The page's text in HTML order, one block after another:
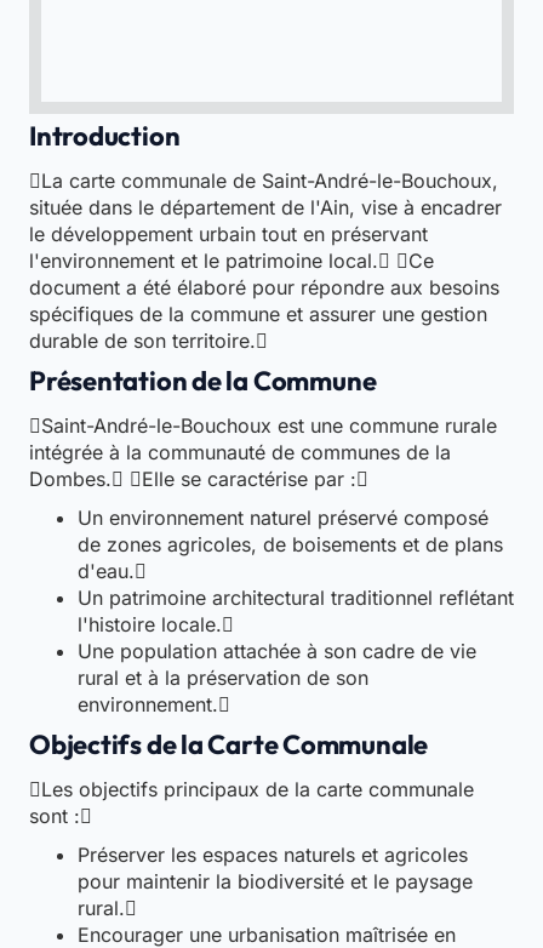
Introduction
La carte communale de Saint-André-le-Bouchoux,
située dans le département de l'Ain, vise à encadrer
le développement urbain tout en préservant
l'environnement et le patrimoine local. Ce
document a été élaboré pour répondre aux besoins
spécifiques de la commune et assurer une gestion
durable de son territoire.
Présentation de la Commune
Saint-André-le-Bouchoux est une commune rurale
intégrée à la communauté de communes de la
Dombes. Elle se caractérise par :
Un environnement naturel préservé composé
de zones agricoles, de boisements et de plans
d'eau.
Un patrimoine architectural traditionnel reflétant
l'histoire locale.
Une population attachée à son cadre de vie
rural et à la préservation de son
environnement.
Objectifs de la Carte Communale
Les objectifs principaux de la carte communale
sont :
Préserver les espaces naturels et agricoles
pour maintenir la biodiversité et le paysage
rural.
Encourager une urbanisation maîtrisée en